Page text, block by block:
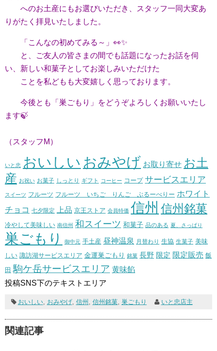
へのお土産にもお選びいただき、スタッフ一同大変あ
りがたく拝見いたしました。
「こんなの初めてみる～」👀✨
と、ご友人の皆さまの間でも話題になったお話を伺
い、 新しい和菓子としてお楽しみいただけた
ことを私どもも大変嬉しく思っております。
今後とも「巣ごもり」をどうぞよろしくお願いいたし
ます🍃
（スタッフM）
いと忠 おいしい おみやげ お取り寄せ お土
産 お祝い お菓子 しっとり ギフト コーヒー コープ サービスエリア
スイーツ フルーツ フルーツ いちご りんご ぶるーべりー ホワイト
チョコ 七夕限定 上品 京王ストア 会員特価 信州 信州銘菓
冷やして美味しい 南信州 和スイーツ 和菓子 品のある 夏、さっぱり
巣ごもり 御中元 手土産 昼神温泉 月替わり 生協 生菓子 美味
しい 諏訪湖サービスエリア 金運巣ごもり 銘菓 長野 限定 限定販売 飯
田 駒ケ岳サービスエリア 黄味餡
投稿SNS下のテキストエリア
おいしい, おみやげ, 信州 信州銘菓, 巣ごもり いと忠店主
関連記事